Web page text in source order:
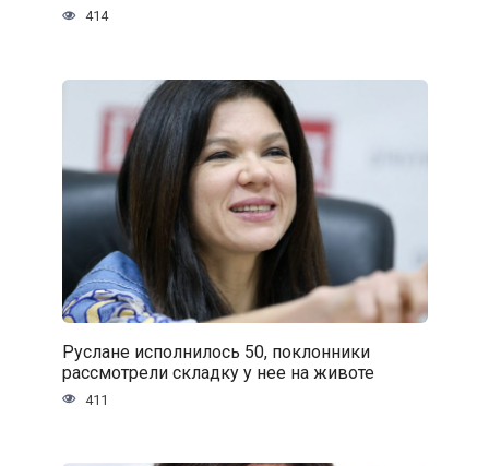
414
Руслане исполнилось 50, поклонники
рассмотрели складку у нее на животе
411